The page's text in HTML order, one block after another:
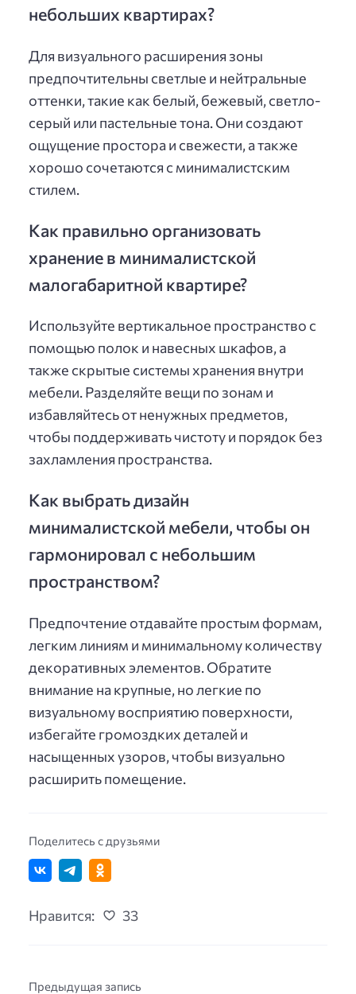
небольших квартирах?
Для визуального расширения зоны
предпочтительны светлые и нейтральные
оттенки, такие как белый, бежевый, светло-
серый или пастельные тона. Они создают
ощущение простора и свежести, а также
хорошо сочетаются с минималистским
стилем.
Как правильно организовать
хранение в минималистской
малогабаритной квартире?
Используйте вертикальное пространство с
помощью полок и навесных шкафов, а
также скрытые системы хранения внутри
мебели. Разделяйте вещи по зонам и
избавляйтесь от ненужных предметов,
чтобы поддерживать чистоту и порядок без
захламления пространства.
Как выбрать дизайн
минималистской мебели, чтобы он
гармонировал с небольшим
пространством?
Предпочтение отдавайте простым формам,
легким линиям и минимальному количеству
декоративных элементов. Обратите
внимание на крупные, но легкие по
визуальному восприятию поверхности,
избегайте громоздких деталей и
насыщенных узоров, чтобы визуально
расширить помещение.
Поделитесь с друзьями
Нравится: 33
Предыдущая запись